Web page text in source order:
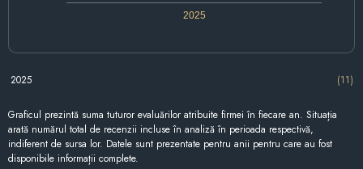
2025
2025 (11)
Graficul prezintă suma tuturor evaluărilor atribuite firmei în fiecare an. Situația
arată numărul total de recenzii incluse în analiză în perioada respectivă,
indiferent de sursa lor. Datele sunt prezentate pentru anii pentru care au fost
disponibile informații complete.